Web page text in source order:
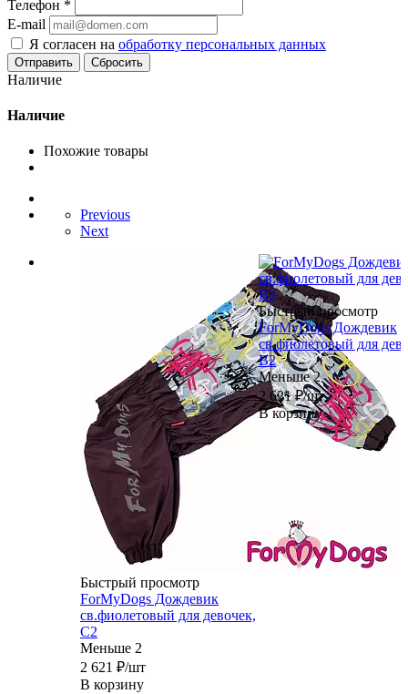
Телефон *
E-mail
Я согласен на обработку персональных данных
Сбросить
Наличие
Наличие
Похожие товары
Previous
Next
Быстрый просмотр
ForMyDogs Дождевик
св.фиолетовый для девочек,
C2
Меньше 2
2 621 ₽/шт
В корзину
Быстрый просмотр
ForMyDogs Дождевик
св.фиолетовый для
B2
Меньше 2
2 621₽/шт
В корзину